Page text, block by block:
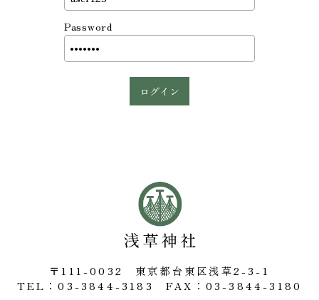
Password
〒111-0032 東京都台東区浅草2-3-1
TEL：03-3844-3183FAX：03-3844-3180